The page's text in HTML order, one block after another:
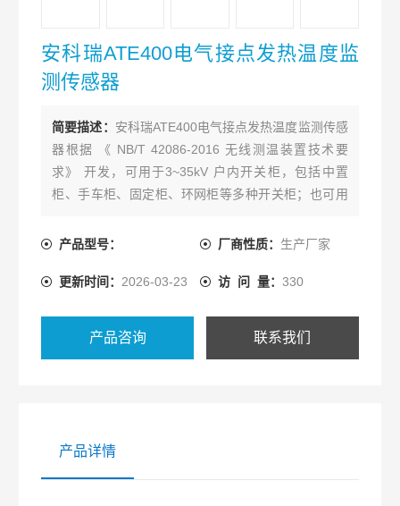
安科瑞ATE400电气接点发热温度监
测传感器
简要描述： 安科瑞ATE400电气接点发热温度监测传感
器根据 《 NB/T 42086-2016 无线测温装置技术要
求》 开发，可用于3~35kV 户内开关柜，包括中置
柜、手车柜、固定柜、环网柜等多种开关柜；也可用
传感器可安装于柜内任何发热点上，利用无线数据传
据传输到显示装置或者远程监控系统。
产品型号： 厂商性质： 生产厂家
更新时间： 2026-03-23 访 问 量： 330
产品咨询 联系我们
产品详情